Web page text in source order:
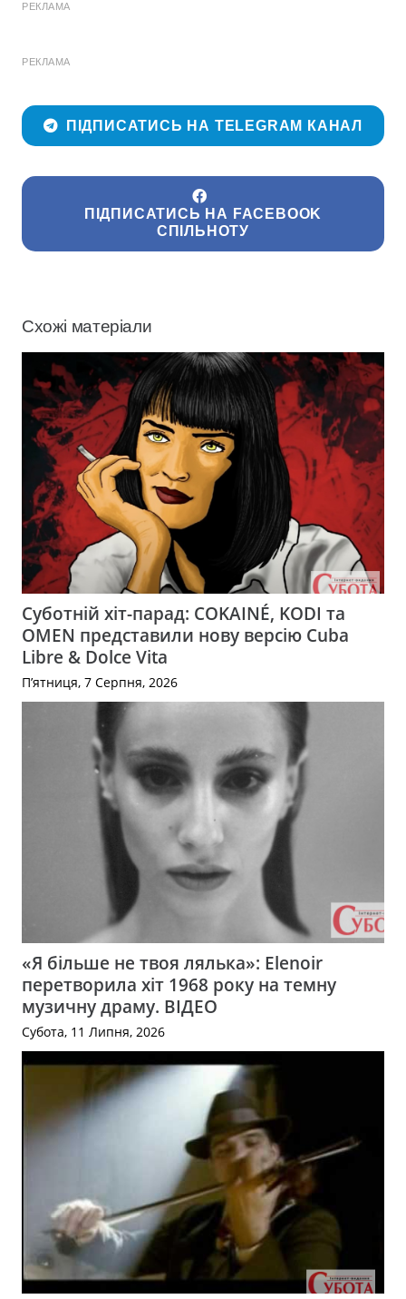
РЕКЛАМА
РЕКЛАМА
ПІДПИСАТИСЬ НА TELEGRAM КАНАЛ
ПІДПИСАТИСЬ НА FACEBOOK
СПІЛЬНОТУ
Схожі матеріали
Суботній хіт-парад: COKAINÉ, KODI та
OMEN представили нову версію Cuba
Libre & Dolce Vita
П’ятниця, 7 Серпня, 2026
«Я більше не твоя лялька»: Elenoir
перетворила хіт 1968 року на темну
музичну драму. ВІДЕО
Субота, 11 Липня, 2026